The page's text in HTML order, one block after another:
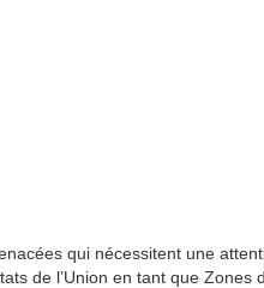
qui nécessitent une
de l’Union en tant que Zones